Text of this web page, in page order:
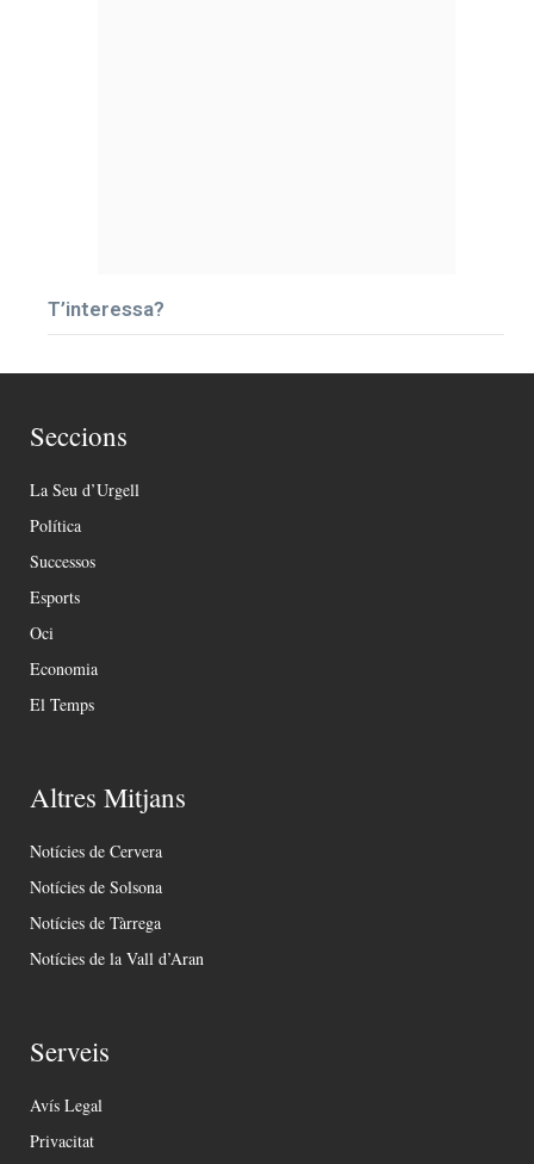
T’interessa?
Seccions
La Seu d’Urgell
Política
Successos
Esports
Oci
Economia
El Temps
Altres Mitjans
Notícies de Cervera
Notícies de Solsona
Notícies de Tàrrega
Notícies de la Vall d’Aran
Serveis
Avís Legal
Privacitat